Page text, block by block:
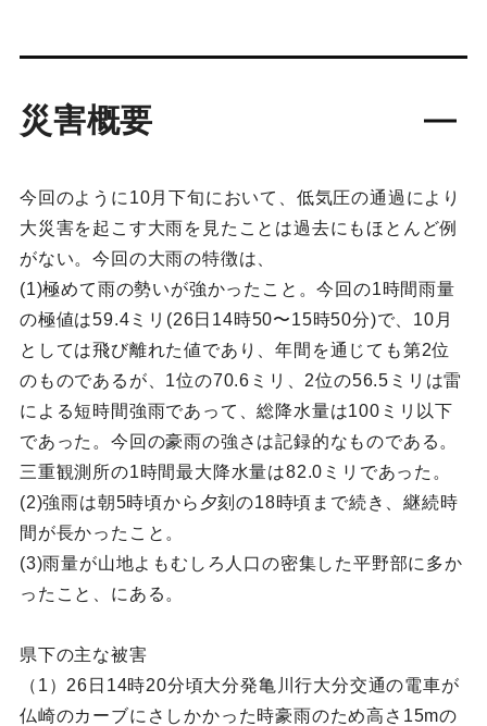
災害概要
今回のように10月下旬において、低気圧の通過により
大災害を起こす大雨を見たことは過去にもほとんど例
がない。今回の大雨の特徴は、
(1)極めて雨の勢いが強かったこと。今回の1時間雨量
の極値は59.4ミリ(26日14時50〜15時50分)で、10月
としては飛び離れた値であり、年間を通じても第2位
のものであるが、1位の70.6ミリ、2位の56.5ミリは雷
による短時間強雨であって、総降水量は100ミリ以下
であった。今回の豪雨の強さは記録的なものである。
三重観測所の1時間最大降水量は82.0ミリであった。
(2)強雨は朝5時頃から夕刻の18時頃まで続き、継続時
間が長かったこと。
(3)雨量が山地よもむしろ人口の密集した平野部に多か
ったこと、にある。
県下の主な被害
（1）26日14時20分頃大分発亀川行大分交通の電車が
仏崎のカーブにさしかかった時豪雨のため高さ15mの